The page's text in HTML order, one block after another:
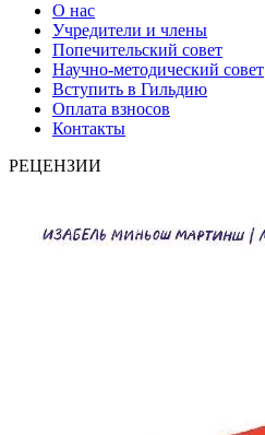
О нас
Учредители и члены
Попечительский совет
Научно-методический совет
Вступить в Гильдию
Оплата взносов
Контакты
РЕЦЕНЗИИ